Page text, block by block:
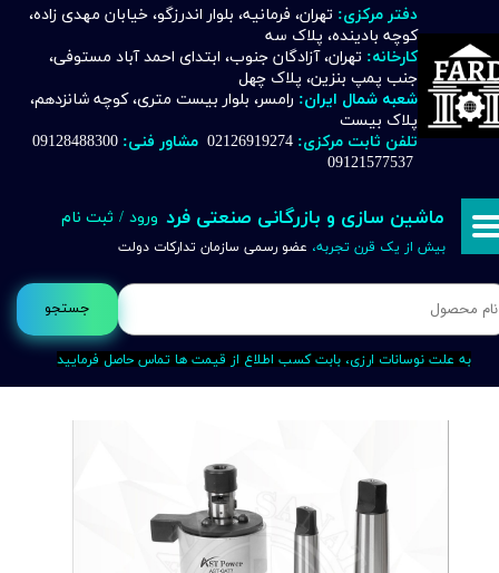
جستجو
دفتر مرکزی: تهران، فرمانیه، بلوار اندرزگو، خیابان مهدی زاده،
کوچه بادینده، پلاک سه
کارخانه: تهران، آزادگان جنوب، ابتدای احمد آباد مستوفی،
جنب پمپ بنزین، پلاک چهل
شعبه شمال ایران: رامسر، بلوار بیست متری، کوچه شانزدهم،
پلاک بیست
تلفن ثابت مرکزی: 02126919274 مشاور فنی:
09121577537
ماشین سازی و بازرگانی صنعتی فرد
بیش از یک قرن تجربه، عضو رسمی سازمان تدارکات دولت
ورود / ثبت نام
حساب کاربری من
تغییر گذر واژه
خروج از حساب کاربری
به علت نوسانات ارزی، بابت کسب اطلاع از قیمت ها تماس حاصل فرمایید